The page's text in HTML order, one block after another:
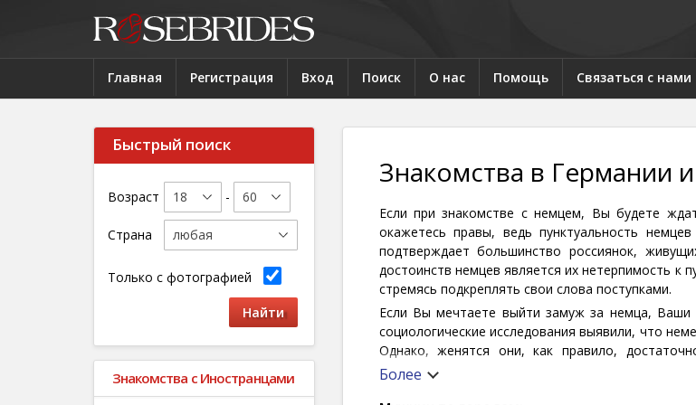
Главная Регистрация Вход Поиск О нас Помощь Связаться с нами
Быстрый поиск
Возраст -
Страна
Только с фотографией
Знакомства с Иностранцами
Знакомства в Германии
Если при знакомстве с немцем, Вы будете
окажетесь правы, ведь пунктуальность
подтверждает большинство россиянок,
достоинств немцев является их нетерпимость к
стремясь подкреплять свои слова поступками.
Если Вы мечтаете выйти замуж за немца,
социологические исследования выявили, что
Однако, женятся они, как правило,
определенных высот в своей профессии, чтобы
Более